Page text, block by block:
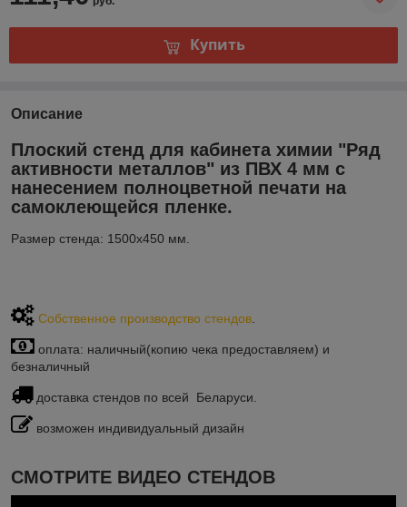
Купить
Описание
Плоский стенд для кабинета химии "Ряд
активности металлов" из ПВХ 4 мм с
нанесением полноцветной печати на
самоклеющейся пленке.
Размер стенда: 1500х450 мм.
Собственное производство стендов.
оплата: наличный(копию чека предоставляем) и
безналичный
доставка стендов по всей Беларуси.
возможен индивидуальный дизайн
СМОТРИТЕ ВИДЕО СТЕНДОВ